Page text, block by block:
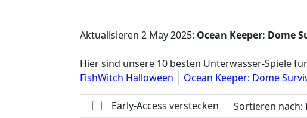
Aktualisieren 2 May 2025: Ocean Keeper: Dome
Hier sind unsere 10 besten Unterwasser-Spiele
FishWitch Halloween
Ocean Keeper: Dome
Early-Access verstecken Sortieren nach: